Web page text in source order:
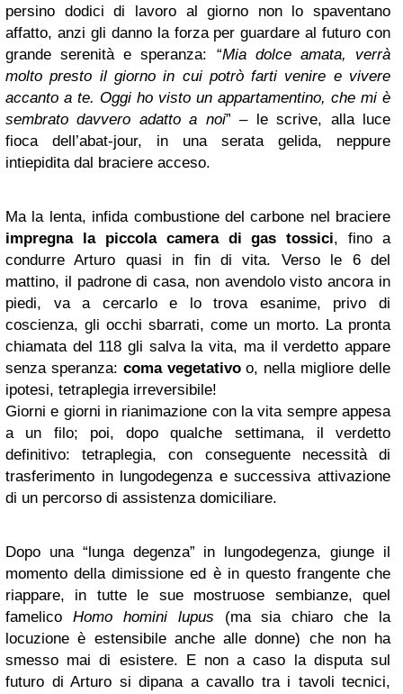
persino dodici di lavoro al giorno non lo spaventano
affatto, anzi gli danno la forza per guardare al futuro con
grande serenità e speranza: “Mia dolce amata, verrà
molto presto il giorno in cui potrò farti venire e vivere
accanto a te. Oggi ho visto un appartamentino, che mi è
sembrato davvero adatto a noi” – le scrive, alla luce
fioca dell’abat-jour, in una serata gelida, neppure
intiepidita dal braciere acceso.
Ma la lenta, infida combustione del carbone nel braciere
impregna la piccola camera di gas tossici, fino a
condurre Arturo quasi in fin di vita. Verso le 6 del
mattino, il padrone di casa, non avendolo visto ancora in
piedi, va a cercarlo e lo trova esanime, privo di
coscienza, gli occhi sbarrati, come un morto. La pronta
chiamata del 118 gli salva la vita, ma il verdetto appare
senza speranza: coma vegetativoo, nella migliore delle
ipotesi, tetraplegia irreversibile!
Giorni e giorni in rianimazione con la vita sempre appesa
a un filo; poi, dopo qualche settimana, il verdetto
definitivo: tetraplegia, con conseguente necessità di
trasferimento in lungodegenza e successiva attivazione
di un percorso di assistenza domiciliare.
Dopo una “lunga degenza” in lungodegenza, giunge il
momento della dimissione ed è in questo frangente che
riappare, in tutte le sue mostruose sembianze, quel
famelico Homo homini lupus (ma sia chiaro che la
locuzione è estensibile anche alle donne) che non ha
smesso mai di esistere. E non a caso la disputa sul
futuro di Arturo si dipana a cavallo tra i tavoli tecnici,